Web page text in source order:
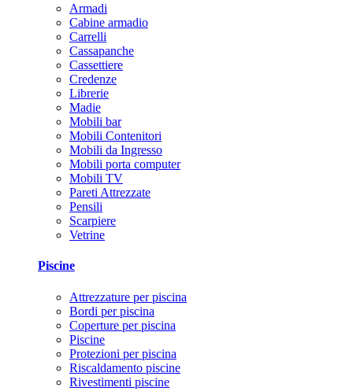
Armadi
Cabine armadio
Carrelli
Cassapanche
Cassettiere
Credenze
Librerie
Madie
Mobili bar
Mobili Contenitori
Mobili da Ingresso
Mobili porta computer
Mobili TV
Pareti Attrezzate
Pensili
Scarpiere
Vetrine
Piscine
Attrezzature per piscina
Bordi per piscina
Coperture per piscina
Piscine
Protezioni per piscina
Riscaldamento piscine
Rivestimenti piscine